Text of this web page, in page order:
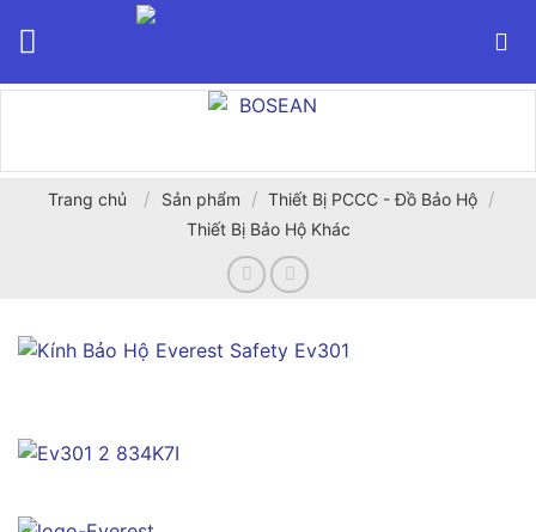
Trang chủ / Sản phẩm / Thiết Bị PCCC - Đồ Bảo Hộ /
Thiết Bị Bảo Hộ Khác